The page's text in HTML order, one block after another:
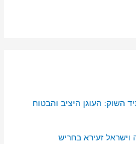
השוק: העוגן היציב והבטוח
זעירא בחריש